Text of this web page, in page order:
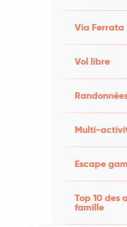
Via Ferrata
Vol libre
Multi-
Escape
Top 10 des
famille
- Gîte des
Redon, Belbouys,
train !